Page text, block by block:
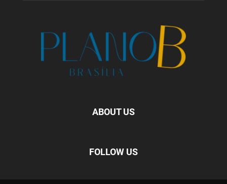
ABOUT US
FOLLOW US